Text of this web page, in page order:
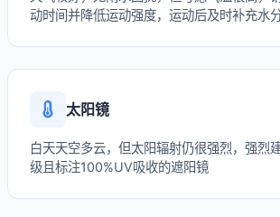
动时间并降低运动强度，运动后及时补充水分
太阳镜
白天天空多云，但太阳辐射仍很强烈，强烈
级且标注100%UV吸收的遮阳镜